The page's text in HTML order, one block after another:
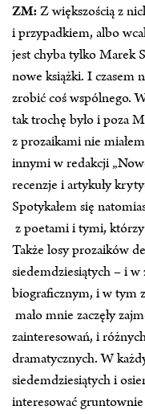
ZM: Z większością z
i przypadkiem, albo
jest chyba tylko Marek
nowe książki. I czasem
zrobić coś wspólnego.
tak trochę było i poza
z prozaikami nie
innymi w redakcji
recenzje i artykuły
Spotykałem się
z poetami i tymi,
Także losy prozaików
siedemdziesiątych – i w
biograficznym, i w tym
mało mnie zaczęły
zainteresowań, i
dramatycznych. W
siedemdziesiątych i
interesować